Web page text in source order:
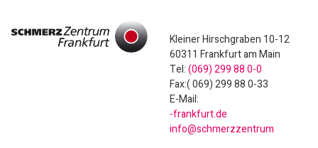
Kleiner Hirschgraben 10-12
60311 Frankfurt am Main
Tel:(069) 299 88 0-0
Fax:( 069) 299 88 0-33
E-Mail:
ed.trufknarf-
murtnezzremhcs@ofni